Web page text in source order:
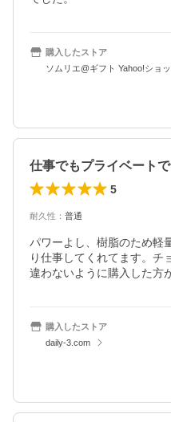
購入したストア
ソムリエ@ギフト Yahoo!ショ
5
耐久性 ： 普通
パワーよし、樹脂のため軽
り仕事してくれてます。チ
違わないように購入した方
購入したストア
daily-3.com